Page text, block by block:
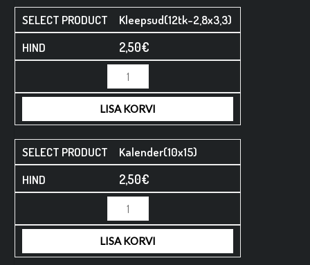
Kleepsud(12tk-2,8x3,3)
2,50€
LISA KORVI
Kalender(10x15)
2,50€
LISA KORVI